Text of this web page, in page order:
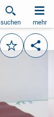
suchen mehr
Merken